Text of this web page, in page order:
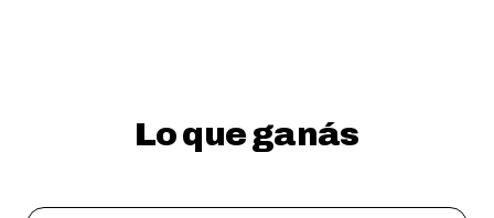
Lo que ganás